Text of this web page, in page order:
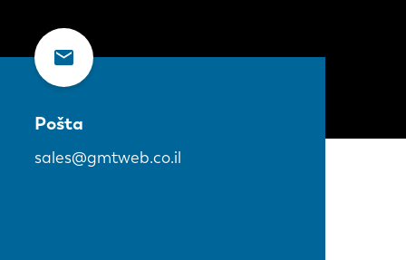
Pošta
sales@gmtweb.co.il